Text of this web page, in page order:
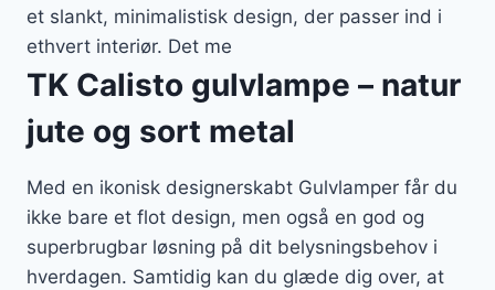
et slankt, minimalistisk design, der passer ind i
ethvert interiør. Det me
TK Calisto gulvlampe – natur
jute og sort metal
Med en ikonisk designerskabt Gulvlamper får du
ikke bare et flot design, men også en god og
superbrugbar løsning på dit belysningsbehov i
hverdagen. Samtidig kan du glæde dig over, at